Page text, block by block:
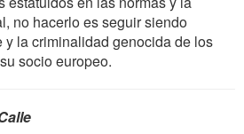
no hacerlo es seguir siendo
la criminalidad genocida de los
socio europeo.